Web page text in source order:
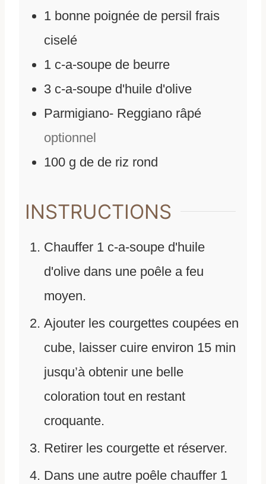
1 bonne poignée de persil frais
ciselé
1 c-a-soupe de beurre
3 c-a-soupe d'huile d'olive
Parmigiano- Reggiano râpé
optionnel
100 g de de riz rond
INSTRUCTIONS
Chauffer 1 c-a-soupe d'huile
d'olive dans une poêle a feu
moyen.
Ajouter les courgettes coupées en
cube, laisser cuire environ 15 min
jusqu’à obtenir une belle
coloration tout en restant
croquante.
Retirer les courgette et réserver.
Dans une autre poêle chauffer 1